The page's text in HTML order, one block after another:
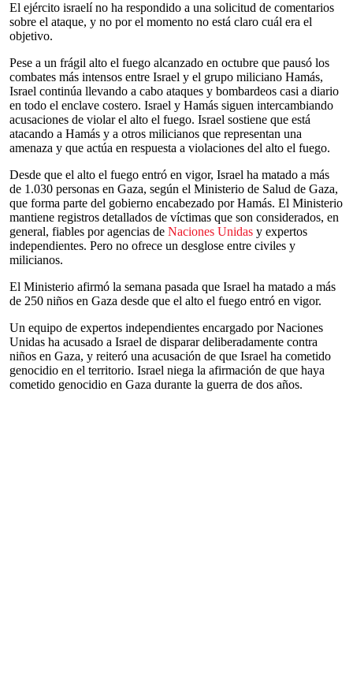
El ejército israelí no ha respondido a una solicitud de comentarios
sobre el ataque, y no por el momento no está claro cuál era el
objetivo.
Pese a un frágil alto el fuego alcanzado en octubre que pausó los
combates más intensos entre Israel y el grupo miliciano Hamás,
Israel continúa llevando a cabo ataques y bombardeos casi a diario
en todo el enclave costero. Israel y Hamás siguen intercambiando
acusaciones de violar el alto el fuego. Israel sostiene que está
atacando a Hamás y a otros milicianos que representan una
amenaza y que actúa en respuesta a violaciones del alto el fuego.
Desde que el alto el fuego entró en vigor, Israel ha matado a más
de 1.030 personas en Gaza, según el Ministerio de Salud de Gaza,
que forma parte del gobierno encabezado por Hamás. El Ministerio
mantiene registros detallados de víctimas que son considerados, en
general, fiables por agencias de Naciones Unidas y expertos
independientes. Pero no ofrece un desglose entre civiles y
milicianos.
El Ministerio afirmó la semana pasada que Israel ha matado a más
de 250 niños en Gaza desde que el alto el fuego entró en vigor.
Un equipo de expertos independientes encargado por Naciones
Unidas ha acusado a Israel de disparar deliberadamente contra
niños en Gaza, y reiteró una acusación de que Israel ha cometido
genocidio en el territorio. Israel niega la afirmación de que haya
cometido genocidio en Gaza durante la guerra de dos años.